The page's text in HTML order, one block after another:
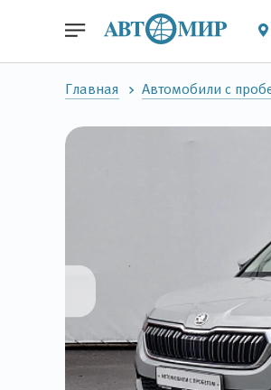
Главная Автомобили с